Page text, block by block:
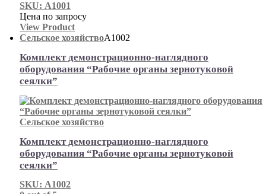
SKU: А1001
Цена по запросу
View Product
Сельское хозяйствоА1002
Комплект демонстрационно-наглядного
оборудования “Рабочие органы зернотуковой
сеялки”
Сельское хозяйство
Комплект демонстрационно-наглядного
оборудования “Рабочие органы зернотуковой
сеялки”
SKU: А1002